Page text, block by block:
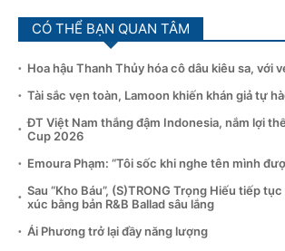
CÓ THỂ BẠN QUAN TÂM
Hoa hậu Thanh Thủy hóa cô dâu kiêu sa, với
Tài sắc vẹn toàn, Lamoon khiến khán giả tự
ĐT Việt Nam thắng đậm Indonesia, nắm lợi
Cup 2026
Emoura Phạm: “Tôi sốc khi nghe tên mình
Sau “Kho Báu”, (S)TRONG Trọng Hiếu tiếp
xúc bằng bản R&B Ballad sâu lắng
Ái Phương trở lại đầy năng lượng